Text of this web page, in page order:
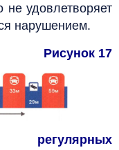
не удовлетворяет
нарушением.
Рисунок 17
регулярных